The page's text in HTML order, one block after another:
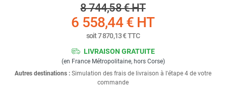
8 744,58 €HT
6 558,44 € HT
soit7 870,13 €TTC
LIVRAISON GRATUITE
(en France Métropolitaine, hors Corse)
Autres destinations : Simulation des frais de livraison à l'étape 4 de votre
commande